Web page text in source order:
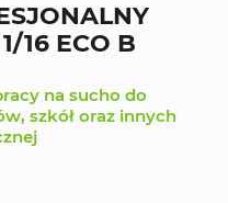
16 ECO B
na sucho do
szkół oraz innych